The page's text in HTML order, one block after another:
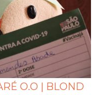
O.O | BLOND